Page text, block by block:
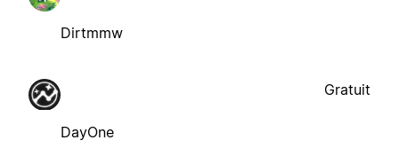
Dirtmmw
DayOne
Gratuit